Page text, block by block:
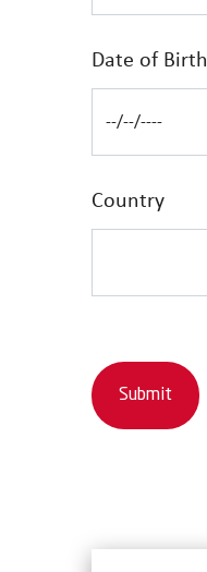
Date of Birth
Country